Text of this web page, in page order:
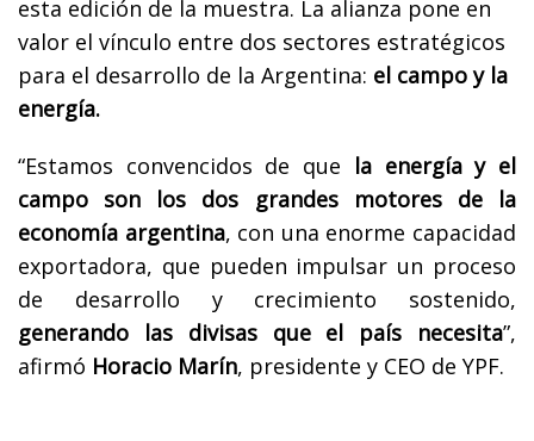
esta edición de la muestra. La alianza pone en
valor el vínculo entre dos sectores estratégicos
para el desarrollo de la Argentina: el campo y la
energía.
“Estamos convencidos de que la energía y el
campo son los dos grandes motores de la
economía argentina, con una enorme capacidad
exportadora, que pueden impulsar un proceso
de desarrollo y crecimiento sostenido,
generando las divisas que el país necesita”,
afirmó Horacio Marín, presidente y CEO de YPF.